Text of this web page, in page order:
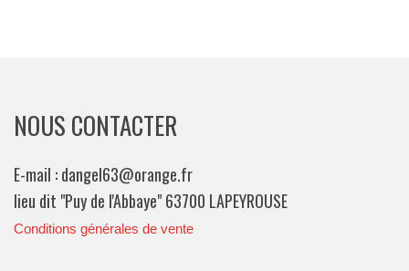
NOUS CONTACTER
E-mail : dangel63@orange.fr
lieu dit "Puy de l'Abbaye" 63700 LAPEYROUSE
Conditions générales de vente